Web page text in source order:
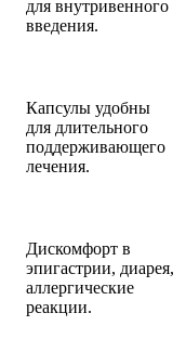
для внутривенного
введения.
Капсулы удобны
для длительного
поддерживающего
лечения.
Дискомфорт в
эпигастрии, диарея,
аллергические
реакции.